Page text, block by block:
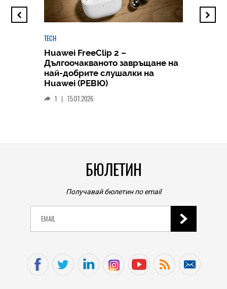
TECH
Huawei FreeClip 2 –
Дългоочакваното завръщане на
най-добрите слушалки на
Huawei (РЕВЮ)
1 | 15.01.2026
БЮЛЕТИН
Получавай бюлетин по email